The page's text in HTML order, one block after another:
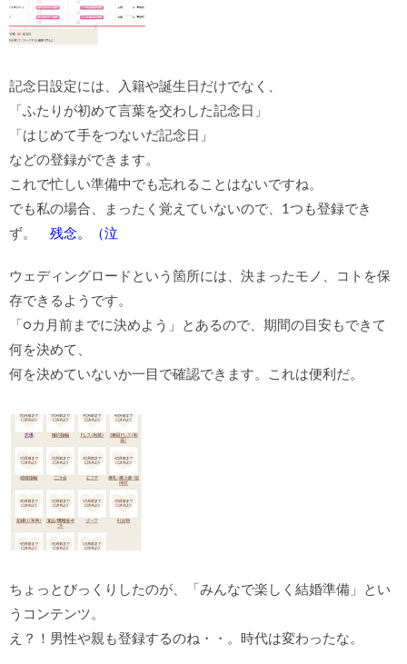
記念日設定には、入籍や誕生日だけでなく、
「ふたりが初めて言葉を交わした記念日」
「はじめて手をつないだ記念日」
などの登録ができます。
これで忙しい準備中でも忘れることはないですね。
でも私の場合、まったく覚えていないので、1つも登録でき
ず。 残念。（泣
ウェディングロードという箇所には、決まったモノ、コトを保
存できるようです。
「○カ月前までに決めよう」とあるので、期間の目安もできて
何を決めて、
何を決めていないか一目で確認できます。これは便利だ。
ちょっとびっくりしたのが、「みんなで楽しく結婚準備」とい
うコンテンツ。
え？！男性や親も登録するのね・・。時代は変わったな。